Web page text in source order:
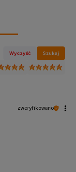
Wyczyść Szukaj
zweryfikowano